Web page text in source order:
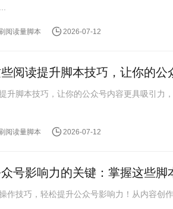
阅读量脚本 2026-07-12
阅读提升脚本技巧，让你的公
升脚本技巧，让你的公众号内容更具吸引力
阅读量脚本 2026-07-12
号影响力的关键：掌握这些脚
作技巧，轻松提升公众号影响力！从内容创